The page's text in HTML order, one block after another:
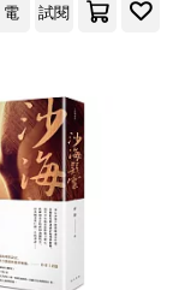
電 試閱